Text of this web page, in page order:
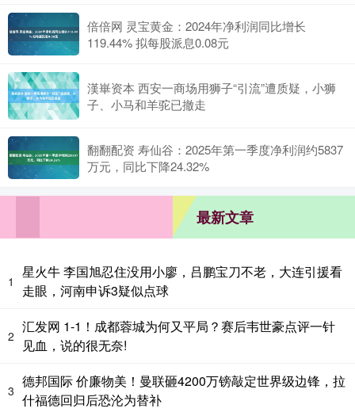
倍倍网 灵宝黄金：2024年净利润同比增长
119.44% 拟每股派息0.08元
漢崋资本 西安一商场用狮子“引流”遭质疑，小狮
子、小马和羊驼已撤走
翻翻配资 寿仙谷：2025年第一季度净利润约5837
万元，同比下降24.32%
最新文章
1
星火牛 李国旭忍住没用小廖，吕鹏宝刀不老，大连引援看
走眼，河南申诉3疑似点球
2
汇发网 1-1！成都蓉城为何又平局？赛后韦世豪点评一针
见血，说的很无奈!
3
德邦国际 价廉物美！曼联砸4200万镑敲定世界级边锋，拉
什福德回归后恐沦为替补